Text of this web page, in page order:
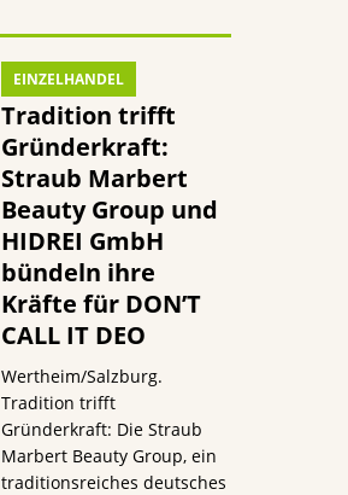
EINZELHANDEL
Tradition trifft
Gründerkraft:
Straub Marbert
Beauty Group und
HIDREI GmbH
bündeln ihre
Kräfte für DON’T
CALL IT DEO
Wertheim/Salzburg.
Tradition trifft
Gründerkraft: Die Straub
Marbert Beauty Group, ein
traditionsreiches deutsches